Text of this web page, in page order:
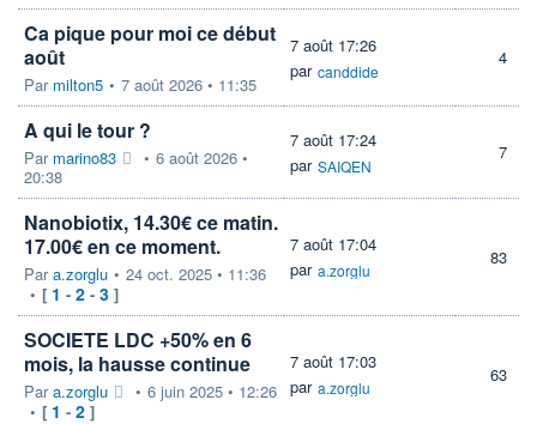
Ca pique pour moi ce début
août
Par milton5 • 7 août 2026 • 11:35
7 août 17:26
par canddide
4
A qui le tour ?
Par marino83 • 6 août 2026 •
20:38
7 août 17:24
par SAIQEN
7
Nanobiotix, 14.30€ ce matin.
17.00€ en ce moment.
Para.zorglu • 24 oct. 2025 • 11:36
• [ 1 - 2 - 3 ]
7 août 17:04
par a.zorglu
83
SOCIETE LDC +50% en 6
mois, la hausse continue
Para.zorglu • 6 juin 2025 • 12:26
• [ 1 - 2 ]
7 août 17:03
par a.zorglu
63